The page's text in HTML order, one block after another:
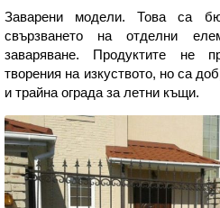
Заварени модели. Това са
свързването на отделни
заваряване. Продуктите не
творения на изкуството, но са
и трайна ограда за летни къщи.